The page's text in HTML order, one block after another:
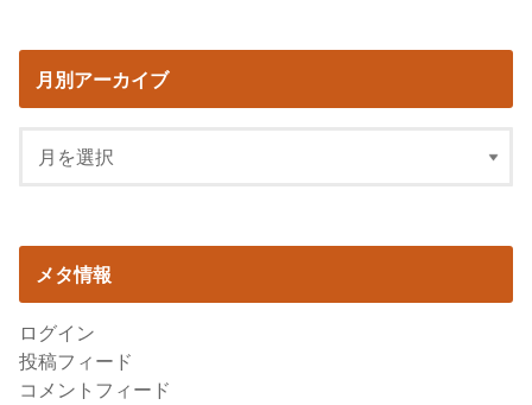
月別アーカイブ
メタ情報
ログイン
投稿フィード
コメントフィード